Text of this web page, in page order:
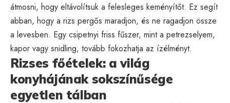
átmosni, hogy eltávolítsuk a felesleges keményítőt. Ez segít
abban, hogy a rizs pergős maradjon, és ne ragadjon össze
a levesben. Egy csipetnyi friss fűszer, mint a petrezselyem,
kapor vagy snidling, tovább fokozhatja az ízélményt.
Rizses főételek: a világ
konyhájának sokszínűsége
egyetlen tálban